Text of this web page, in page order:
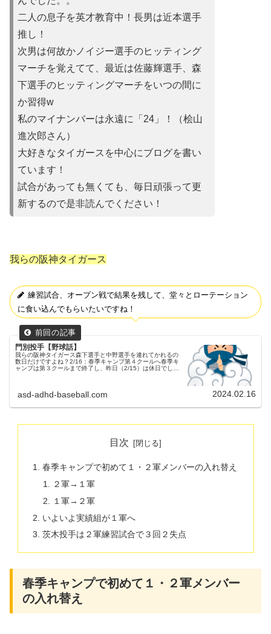
二人の息子を英才教育中！長男は近本選手
推し！
次男は何故かノイ ジー選手のヒッティング
マーチを覚えてて、最近は佐藤輝選手、森
下選手のヒッティングマーチをいつの間に
か習得w
私のマイナンバーは永遠に「24」！（桧山
進次郎さん）
大好きなタイガースを中心にブログを書い
ています！
試合があって も無くても、毎日頑張って更
新するので是非読んでください！
我らの阪神タイガース
練習試合、オープン戦で結果を残して、堂々とローテーション
に食い込んでもらいたいですね！
門別投手【野球話】
我らの阪神タイガース森下選手と中野選手を連れてかれるの
数日だけですよね？2/16：春季キャンプ第４クールへ春季キ
ャンプは第３クールまで終了し、昨日（2/15）は休日でし
asd-adhd-baseball.com 2024.02.16
目次
春季キャンプで初めて１・２軍メンバーの入れ替え
２軍→１軍
１軍→２軍
いよいよ実績組が１軍へ
茨木投手は２軍練習試合で３回２失点
春季キャンプで初めて１・２軍メンバー
の入れ替え